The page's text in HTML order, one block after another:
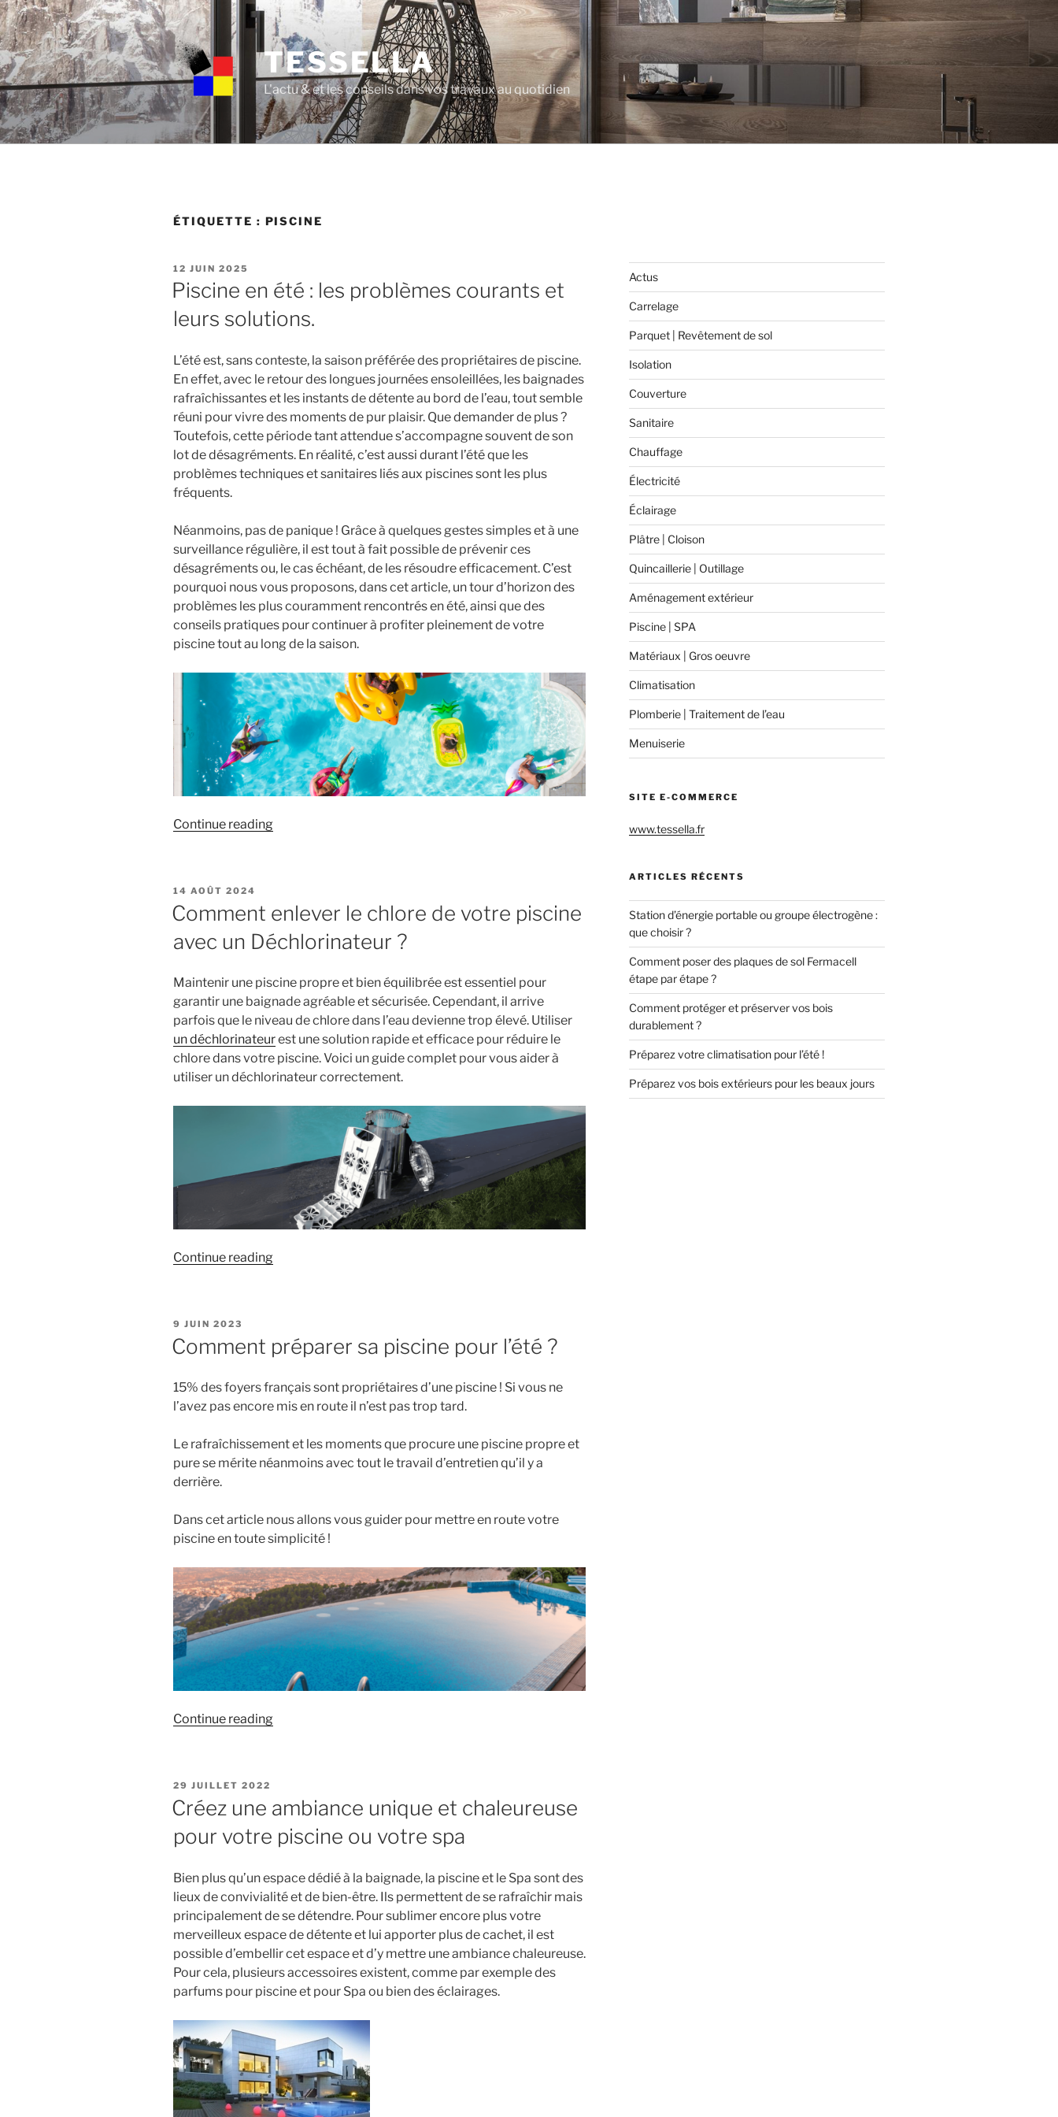
Skip
to
content
TESSELLA
L'actu & et les conseils dans vos travaux au quotidien
ÉTIQUETTE : PISCINE
POSTED
ON
12 JUIN 2025
Piscine en été : les problèmes courants et
leurs solutions.
L’été est, sans conteste, la saison préférée des propriétaires de piscine.
En effet, avec le retour des longues journées ensoleillées, les baignades
rafraîchissantes et les instants de détente au bord de l’eau, tout semble
réuni pour vivre des moments de pur plaisir. Que demander de plus ?
Toutefois, cette période tant attendue s’accompagne souvent de son
lot de désagréments. En réalité, c’est aussi durant l’été que les
problèmes techniques et sanitaires liés aux piscines sont les plus
fréquents.
Néanmoins, pas de panique ! Grâce à quelques gestes simples et à une
surveillance régulière, il est tout à fait possible de prévenir ces
désagréments ou, le cas échéant, de les résoudre efficacement. C’est
pourquoi nous vous proposons, dans cet article, un tour d’horizon des
problèmes les plus couramment rencontrés en été, ainsi que des
conseils pratiques pour continuer à profiter pleinement de votre
piscine tout au long de la saison.
Continue reading« Piscine
problèmes
courants
leurs
solutions. »
POSTED
14 AOÛT 2024
Comment enlever le chlore de votre piscine
avec un Déchlorinateur ?
Maintenir une piscine propre et bien équilibrée est essentiel pour
garantir une baignade agréable et sécurisée. Cependant, il arrive
parfois que le niveau de chlore dans l’eau devienne trop élevé. Utiliser
un déchlorinateurest une solution rapide et efficace pour réduire le
chlore dans votre piscine. Voici un guide complet pour vous aider à
utiliser un déchlorinateur correctement.
Continue reading« Comment
votre
avec
un
POSTED
ON
9 JUIN 2023
Comment préparer sa piscine pour l’été ?
15% des foyers français sont propriétaires d’une piscine ! Si vous ne
l’avez pas encore mis en route il n’est pas trop tard.
Le rafraîchissement et les moments que procure une piscine propre et
pure se mérite néanmoins avec tout le travail d’entretien qu’il y a
derrière.
Dans cet article nous allons vous guider pour mettre en route votre
piscine en toute simplicité !
Continue reading« Comment
l’été
? »
POSTED
ON
29 JUILLET 2022
Créez une ambiance unique et chaleureuse
pour votre piscine ou votre spa
Bien plus qu’un espace dédié à la baignade, la piscine et le Spa sont des
lieux de convivialité et de bien-être. Ils permettent de se rafraîchir mais
principalement de se détendre. Pour sublimer encore plus votre
merveilleux espace de détente et lui apporter plus de cachet, il est
possible d’embellir cet espace et d’y mettre une ambiance chaleureuse.
Pour cela, plusieurs accessoires existent, comme par exemple des
parfums pour piscine et pour Spa ou bien des éclairages.
Actus
Carrelage
Parquet | Revêtement de sol
Isolation
Couverture
Sanitaire
Chauffage
Électricité
Éclairage
Plâtre | Cloison
Quincaillerie | Outillage
Aménagement extérieur
Piscine | SPA
Matériaux | Gros oeuvre
Climatisation
Plomberie | Traitement de l’eau
Menuiserie
SITE E-COMMERCE
www.tessella.fr
ARTICLES RÉCENTS
Station d’énergie portable ou groupe électrogène :
que choisir ?
Comment poser des plaques de sol Fermacell
étape par étape ?
Comment protéger et préserver vos bois
durablement ?
Préparez votre climatisation pour l’été !
Préparez vos bois extérieurs pour les beaux jours